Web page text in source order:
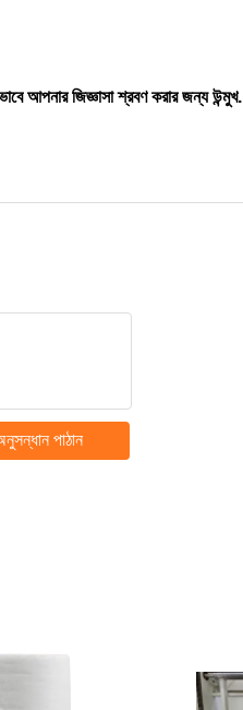
আপনার জিজ্ঞাসা শ্রবণ করার জন্য উন্মুখ.
পাঠান